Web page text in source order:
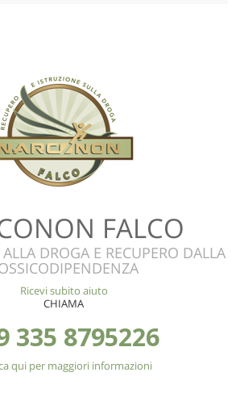
FALCO
DROGA E RECUPERO DALLA
Ricevi subito aiuto
CHIAMA
335 8795226
qui per maggiori informazioni